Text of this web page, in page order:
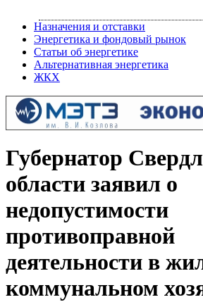
Назначения и отставки
Энергетика и фондовый рынок
Статьи об энергетике
Альтернативная энергетика
ЖКХ
Губернатор
области заявил о
недопустимости
противоправной
деятельности в
коммунальном